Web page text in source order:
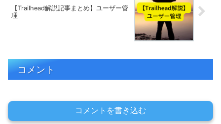
【Trailhead解説記事まとめ】ユーザー管
理
コメント
コメントを書き込む